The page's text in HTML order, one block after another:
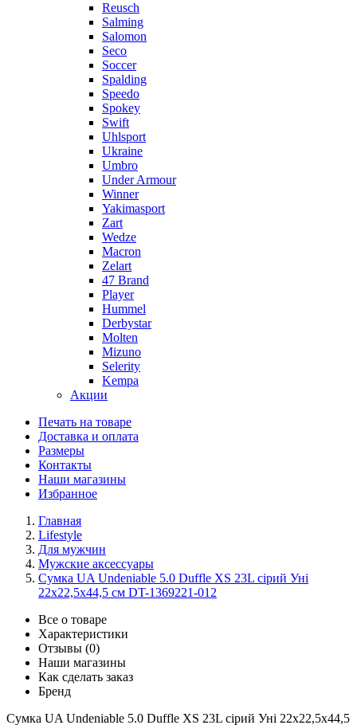
Reusch
Salming
Salomon
Seco
Soccer
Spalding
Speedo
Spokey
Swift
Uhlsport
Ukraine
Umbro
Under Armour
Winner
Yakimasport
Zart
Wedze
Macron
Zelart
47 Brand
Player
Hummel
Derbystar
Molten
Mizuno
Selerity
Kempa
Акции
Печать на товаре
Доставка и оплата
Размеры
Контакты
Наши магазины
Избранное
Главная
Lifestyle
Для мужчин
Мужские аксессуары
Сумка UA Undeniable 5.0 Duffle XS 23L сірий Уні
22x22,5x44,5 см DT-1369221-012
Все о товаре
Характеристики
Отзывы (0)
Наши магазины
Как сделать заказ
Бренд
Сумка UA Undeniable 5.0 Duffle XS 23L сірий Уні 22x22,5x44,5